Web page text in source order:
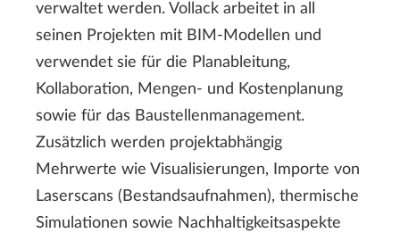
verwaltet werden. Vollack arbeitet in all
seinen Projekten mit BIM-Modellen und
verwendet sie für die Planableitung,
Kollaboration, Mengen- und Kostenplanung
sowie für das Baustellenmanagement.
Zusätzlich werden projektabhängig
Mehrwerte wie Visualisierungen, Importe von
Laserscans (Bestandsaufnahmen), thermische
Simulationen sowie Nachhaltigkeitsaspekte